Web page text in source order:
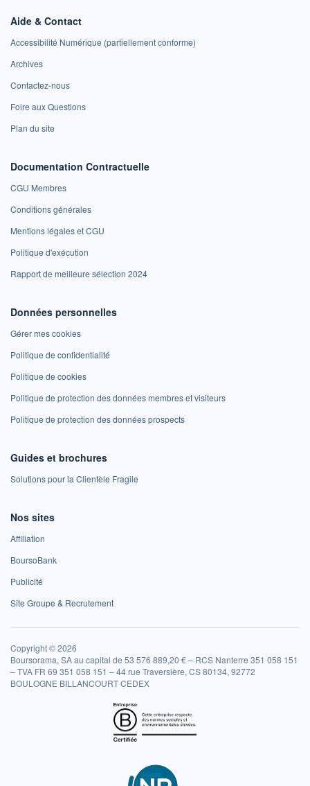
Aide & Contact
Accessibilité Numérique (partiellement conforme)
Archives
Contactez-nous
Foire aux Questions
Plan du site
Documentation Contractuelle
CGU Membres
Conditions générales
Mentions légales et CGU
Politique d'exécution
Rapport de meilleure sélection 2024
Données personnelles
Gérer mes cookies
Politique de confidentialité
Politique de cookies
Politique de protection des données membres et visiteurs
Politique de protection des données prospects
Guides et brochures
Solutions pour la Clientèle Fragile
Nos sites
Affiliation
BoursoBank
Publicité
Site Groupe & Recrutement
Copyright © 2026
Boursorama, SA au capital de 53 576 889,20 € – RCS Nanterre 351 058 151
– TVA FR 69 351 058 151 – 44 rue Traversière, CS 80134, 92772
BOULOGNE BILLANCOURT CEDEX